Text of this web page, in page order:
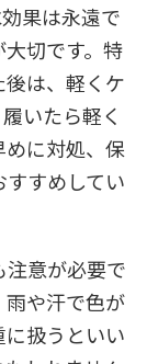
果は永遠で
切です。特
は、軽くケ
いたら軽く
に対処、保
すめしてい
注意が必要で
や汗で色が
扱うといい